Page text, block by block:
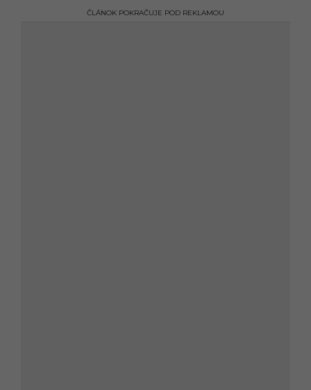
ČLÁNOK POKRAČUJE POD REKLAMOU